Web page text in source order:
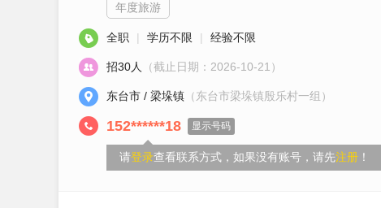
年度旅游
全职 | 学历不限 | 经验不限
招30人 （截止日期：2026-10-21）
东台市 / 梁垛镇 （东台市梁垛镇殷乐村一组）
152******18 显示号码
请登录查看联系方式，如果没有账号，请先注册 ！